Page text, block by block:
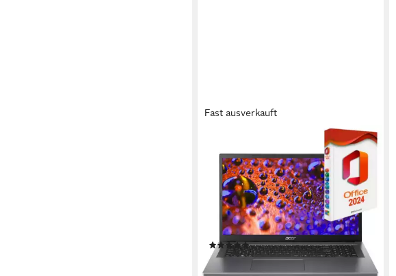
Fast ausverkauft
Aspire A17-51, Intel Core i5 120U,
16GB RAM, inkl. MS Office 2024 Pro
Notebook
17,3 Zoll Bildschirmdiagonale
Intel Intel Core i5 Prozessor
16 GB Arbeitsspeicher
(34)
ab 699,00 € UVP849,00 €